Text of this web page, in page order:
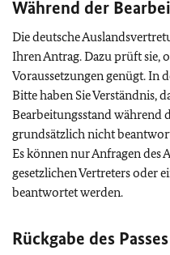
Während der
Die deutsche
Ihren Antrag. Dazu prüft sie,
Voraussetzungen genügt. In
Bitte haben Sie Verständnis,
Bearbeitungsstand während
grundsätzlich nicht
Es können nur Anfragen des
gesetzlichen Vertreters oder
beantwortet werden.
Rückgabe des Passes